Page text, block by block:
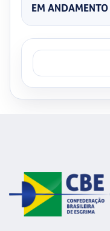
EM ANDAMENTO